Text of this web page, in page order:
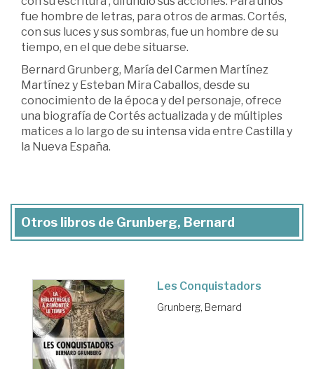
fue hombre de letras, para otros de armas. Cortés,
con sus luces y sus sombras, fue un hombre de su
tiempo, en el que debe situarse.
Bernard Grunberg, María del Carmen Martínez
Martínez y Esteban Mira Caballos, desde su
conocimiento de la época y del personaje, ofrece
una biografía de Cortés actualizada y de múltiples
matices a lo largo de su intensa vida entre Castilla y
la Nueva España.
Otros libros de Grunberg, Bernard
Les Conquistadors
Grunberg, Bernard